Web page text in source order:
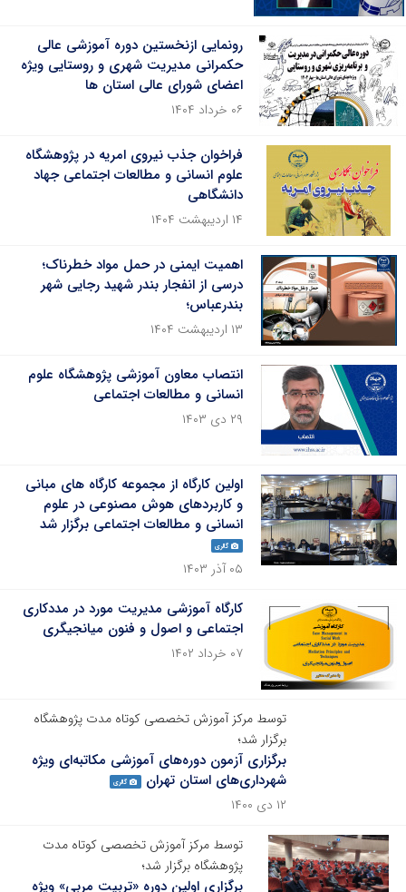
رونمایی ازنخستین دوره آموزشی عالی
حکمرانی مدیریت شهری و روستایی ویژه
اعضای شورای عالی استان ها
۰۶ خرداد ۱۴۰۴
فراخوان جذب نیروی امریه در پژوهشگاه
علوم انسانی و مطالعات اجتماعی جهاد
دانشگاهی
۱۴ اردیبهشت ۱۴۰۴
اهمیت ایمنی در حمل مواد خطرناک؛
درسی از انفجار بندر شهید رجایی شهر
بندرعباس؛
۱۳ اردیبهشت ۱۴۰۴
انتصاب معاون آموزشی پژوهشگاه علوم
انسانی و مطالعات اجتماعی
۲۹ دی ۱۴۰۳
اولین کارگاه از مجموعه کارگاه های مبانی
و کاربردهای هوش مصنوعی در علوم
انسانی و مطالعات اجتماعی برگزار شد
گالری
۰۵ آذر ۱۴۰۳
کارگاه آموزشی مدیریت مورد در مددکاری
اجتماعی و اصول و فنون میانجیگری
۰۷ خرداد ۱۴۰۲
توسط مرکز آموزش تخصصی کوتاه مدت پژوهشگاه
برگزار شد؛
برگزاری آزمون دوره‌های آموزشی مکاتبه‌ای ویژه
شهرداری‌های استان تهران
گالری
۱۲ دی ۱۴۰۰
توسط مرکز آموزش تخصصی کوتاه مدت
پژوهشگاه برگزار شد؛
برگزاری اولین دوره «تربیت مربی» ویژه